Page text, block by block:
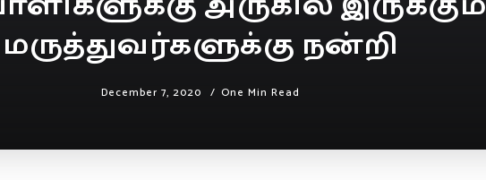
மருத்துவர்களுக்கு நன்றி
December 7, 2020 One Min Read